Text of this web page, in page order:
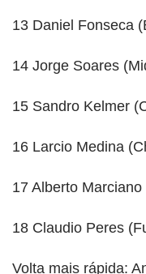
13 Daniel Fonseca
14 Jorge Soares
15 Sandro Kelmer
16 Larcio Medina
17 Alberto
18 Claudio Peres
Volta mais rápida: